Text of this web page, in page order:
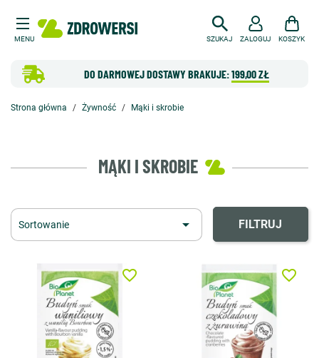
MENU SZUKAJ
DO DARMOWEJ DOSTAWY BRAKUJE:199,00 ZŁ
ZALOGUJ KOSZYK
Strona główna Żywność Mąki i skrobie
MĄKI I SKROBIE
Sortowanie  FILTRUJ
favorite_border favorite_border